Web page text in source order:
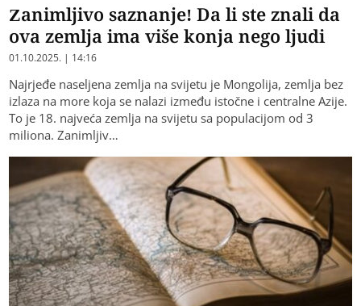
Zanimljivo saznanje! Da li ste znali da
ova zemlja ima više konja nego ljudi
01.10.2025. | 14:16
Najrjeđe naseljena zemlja na svijetu je Mongolija, zemlja bez
izlaza na more koja se nalazi između istočne i centralne Azije.
To je 18. najveća zemlja na svijetu sa populacijom od 3
miliona. Zanimljiv…